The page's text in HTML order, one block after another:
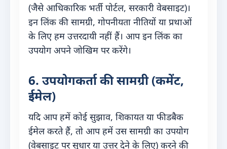
(जैसे आधिकारिक भर्ती पोर्टल, सरकारी वेबसाइट)।
इन लिंक की सामग्री, गोपनीयता नीतियों या प्रथाओं
के लिए हम उत्तरदायी नहीं हैं। आप इन लिंक का
उपयोग अपने जोखिम पर करेंगे।
6. उपयोगकर्ता की सामग्री (कमेंट,
ईमेल)
यदि आप हमें कोई सुझाव, शिकायत या फीडबैक
ईमेल करते हैं, तो आप हमें उस सामग्री का उपयोग
(वेबसाइट पर सुधार या उत्तर देने के लिए) करने की